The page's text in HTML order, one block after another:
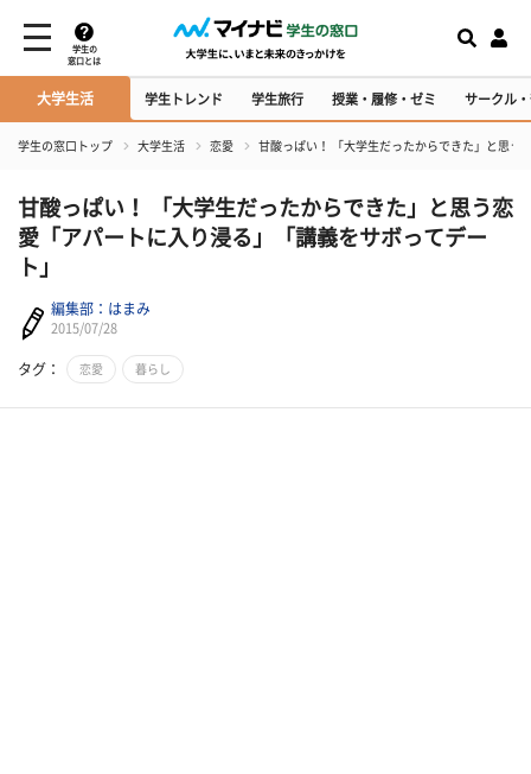
学生の
窓口とは
大学生活 学生トレンド 学生旅行 授業・履修・ゼミ サークル
学生の窓口トップ 大学生活 恋愛 甘酸っぱい！ 「大学生だったからできた」と思う
甘酸っぱい！ 「大学生だったからできた」と思う恋
愛「アパートに入り浸る」「講義をサボってデー
ト」
編集部：はまみ
2015/07/28
タグ： 恋愛 暮らし